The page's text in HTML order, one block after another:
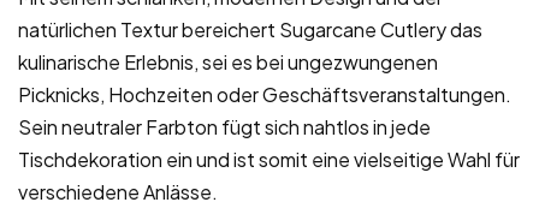
natürlichen Textur bereichert Sugarcane Cutlery das
kulinarische Erlebnis, sei es bei ungezwungenen
Picknicks, Hochzeiten oder Geschäftsveranstaltungen.
Sein neutraler Farbton fügt sich nahtlos in jede
Tischdekoration ein und ist somit eine vielseitige Wahl für
verschiedene Anlässe.